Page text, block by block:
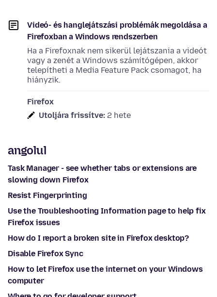
Videó- és hanglejátszási problémák megoldása a
Firefoxban a Windows rendszerben
Ha a Firefoxnak nem sikerül lejátszania a videót
vagy a zenét a Windows számítógépen, akkor
telepítheti a Media Feature Pack csomagot, ha
hiányzik.
Firefox
Utoljára frissítve: 2 hete
angolul
Task Manager - see whether tabs or extensions are
slowing down Firefox
Resist Fingerprinting
Use the Troubleshooting Information page to help fix
Firefox issues
How do I report a broken site in Firefox desktop?
Disable Firefox Sync
How to let Firefox use the internet on your Windows
computer